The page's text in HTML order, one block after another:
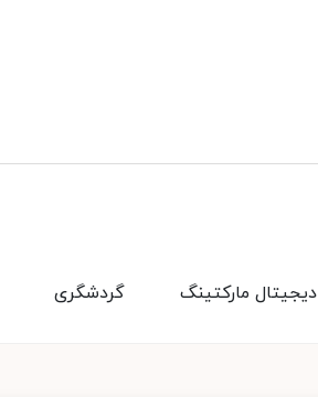
گردشگری دیجیتال مارکتینگ